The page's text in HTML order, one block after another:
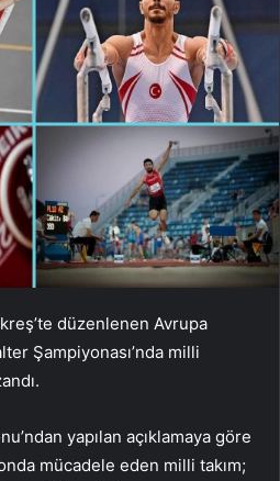
düzenlenen Avrupa
Şampiyonası’nda milli
yapılan açıklamaya göre
mücadele eden milli takım;